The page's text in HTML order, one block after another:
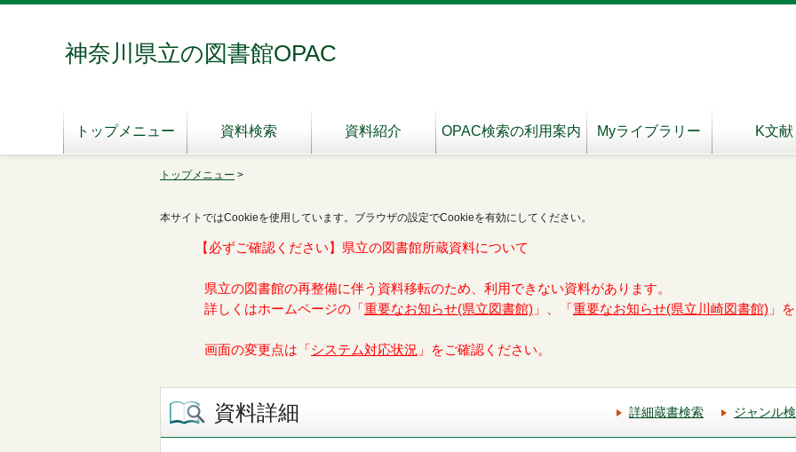
神奈川県立の図書館OPAC
トップメニュー 資料検索 資料紹介 OPAC検索の利用案内 Myライブラリー K文献
トップメニュー >
本サイトではCookieを使用しています。ブラウザの設定でCookieを有効にしてください。
【必ずご確認ください】県立の図書館所蔵資料について
県立の図書館の再整備に伴う資料移転のため、利用できない資料があります。
詳しくはホームページの「 重要なお知らせ(県立図書館) 」、「 重要なお知らせ(県立川崎図書館) 」
画面の変更点は「 システム対応状況 」をご確認ください。
資料詳細 詳細蔵書検索 ジャンル